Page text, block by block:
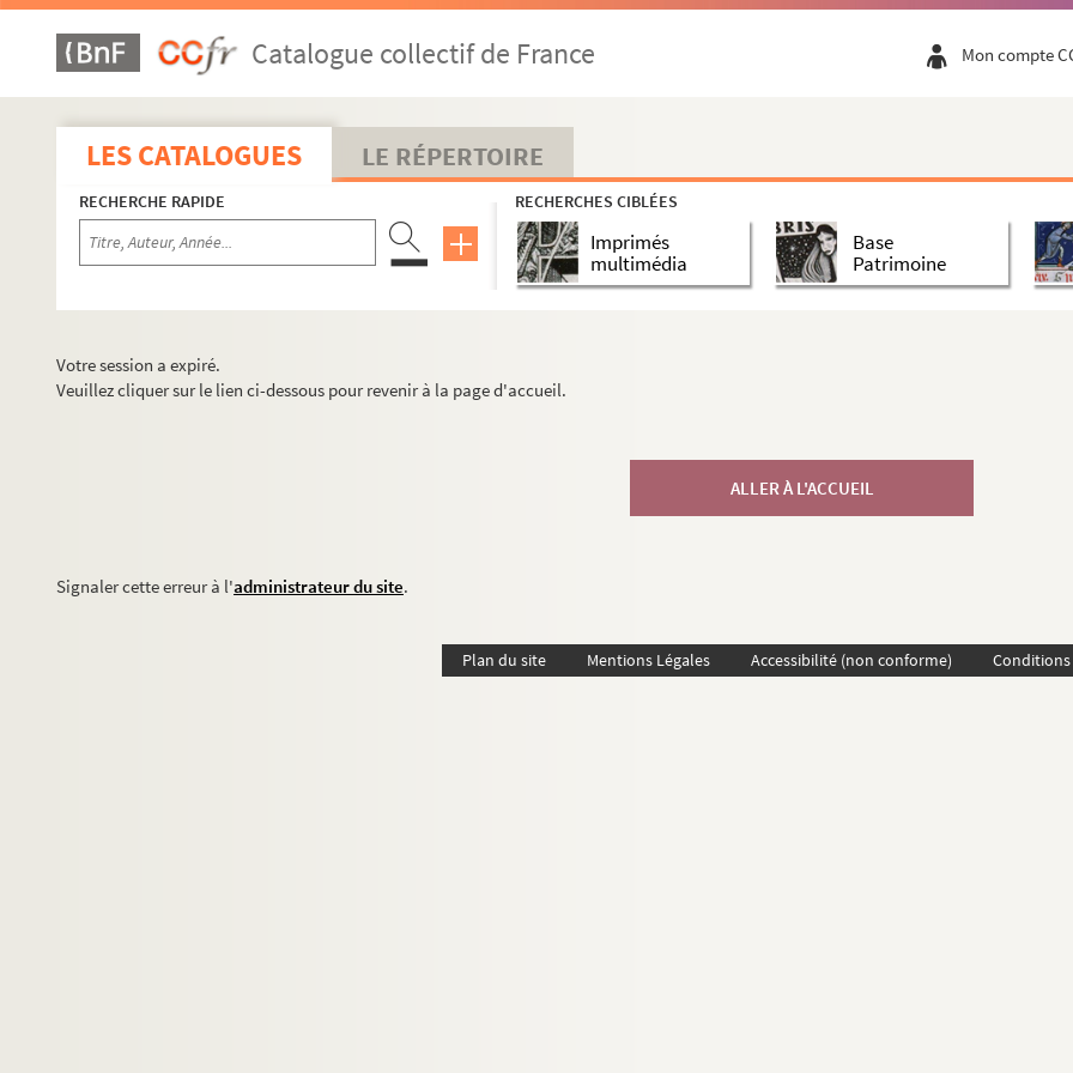
Catalogue collectif de France Mon compte
LES CATALOGUES LE RÉPERTOIRE
RECHERCHE RAPIDE RECHERCHES CIBLÉES
Imprimés
multimédia
Base
Patrimoine
Votre session a expiré.
Veuillez cliquer sur le lien ci-dessous pour revenir à la page d'accueil.
ALLER À L'ACCUEIL
Signaler cette erreur à l'administrateur du site.
Plan du site Mentions Légales Accessibilité (non conforme)